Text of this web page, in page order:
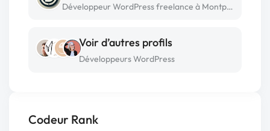
Codeur Rank
Développeur WordPress freelance à Montpellier
Voir d’autres profils
Développeurs WordPress